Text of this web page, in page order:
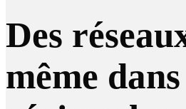
Des
même